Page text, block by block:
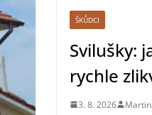
ŠKŮDCI
Svilušky:
rychle
3. 8. 2026